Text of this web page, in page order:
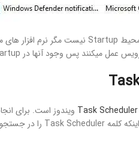
ویندوز است. برای